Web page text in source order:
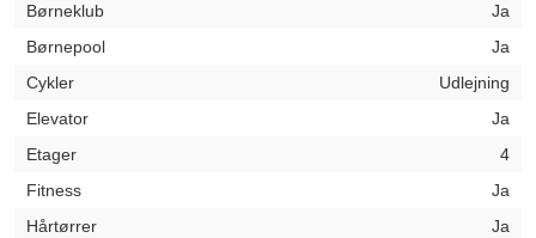
Børneklub
Ja
Børnepool
Ja
Cykler
Udlejning
Elevator
Ja
Etager
4
Fitness
Ja
Hårtørrer
Ja